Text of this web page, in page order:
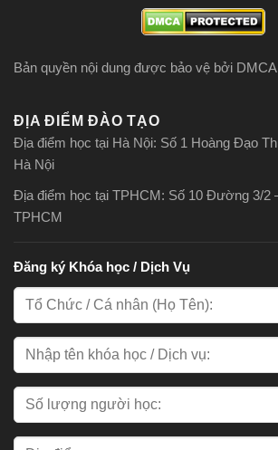
Bản quyền nội dung được bảo vệ bởi
ĐỊA ĐIỂM ĐÀO TẠO
Địa điểm học tại Hà Nội: Số 1 Hoàng Đạo
Hà Nội
Địa điểm học tại TPHCM: Số 10 Đường 3/2
TPHCM
Đăng ký Khóa học / Dịch Vụ